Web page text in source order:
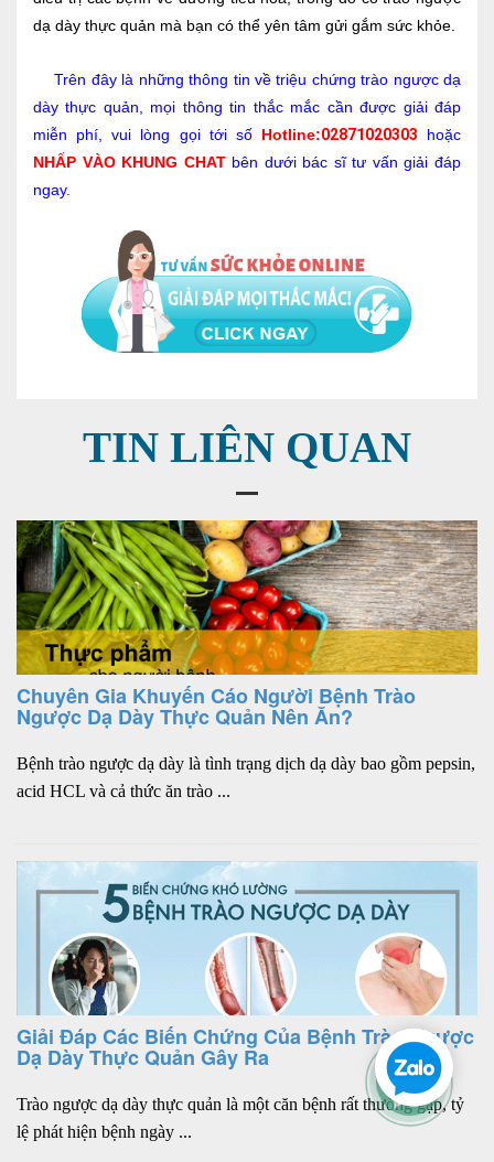
dạ dày thực quản mà bạn có thể yên tâm gửi gắm sức khỏe.
Trên đây là những thông tin về triệu chứng trào ngược dạ
dày thực quản, mọi thông tin thắc mắc cần được giải đáp
miễn phí, vui lòng gọi tới số Hotline:02871020303
hoặc
NHẤP VÀO KHUNG CHAT bên dưới bác sĩ tư vấn giải đáp
ngay.
TIN LIÊN QUAN
Chuyên Gia Khuyến Cáo Người Bệnh Trào
Ngược Dạ Dày Thực Quản Nên Ăn?
Bệnh trào ngược dạ dày là tình trạng dịch dạ dày bao gồm pepsin,
acid HCL và cả thức ăn trào ...
Giải Đáp Các Biến Chứng Của Bệnh Trào Ngược
Dạ Dày Thực Quản Gây Ra
Trào ngược dạ dày thực quản là một căn bệnh rất thường gặp, tỷ
lệ phát hiện bệnh ngày ...